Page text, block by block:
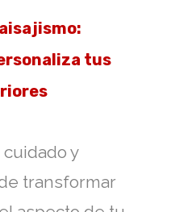
tus
y
transformar